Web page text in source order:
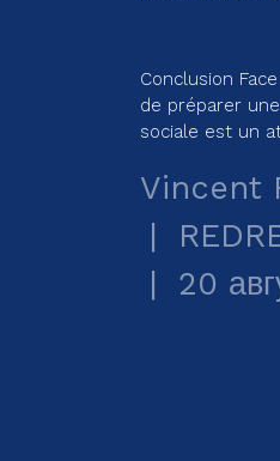
Conclusion
de préparer
sociale est un
Vincent
20